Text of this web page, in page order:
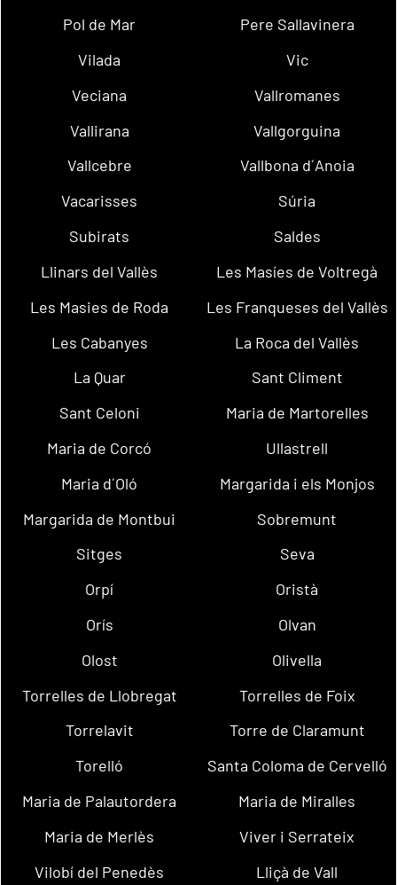
Pol de Mar
Pere Sallavinera
Vilada
Vic
Veciana
Vallromanes
Vallirana
Vallgorguina
Vallcebre
Vallbona d´Anoia
Vacarisses
Súria
Subirats
Saldes
Llinars del Vallès
Les Masíes de Voltregà
Les Masies de Roda
Les Franqueses del Vallès
Les Cabanyes
La Roca del Vallès
La Quar
Sant Climent
Sant Celoni
Maria de Martorelles
Maria de Corcó
Ullastrell
Maria d´Oló
Margarida i els Monjos
Margarida de Montbui
Sobremunt
Sitges
Seva
Orpí
Oristà
Orís
Olvan
Olost
Olivella
Torrelles de Llobregat
Torrelles de Foix
Torrelavit
Torre de Claramunt
Torelló
Santa Coloma de Cervelló
Maria de Palautordera
Maria de Miralles
Maria de Merlès
Viver i Serrateix
Vilobí del Penedès
Lliçà de Vall